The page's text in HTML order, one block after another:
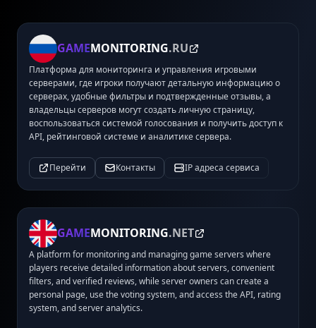
GAMEMONITORING.RU
Платформа для мониторинга и управления игровыми
серверами, где игроки получают детальную информацию о
серверах, удобные фильтры и подтвержденные отзывы, а
владельцы серверов могут создать личную страницу,
воспользоваться системой голосования и получить доступ к
API, рейтинговой системе и аналитике сервера.
Перейти Контакты IP адреса сервиса
GAMEMONITORING.NET
A platform for monitoring and managing game servers where
players receive detailed information about servers, convenient
filters, and verified reviews, while server owners can create a
personal page, use the voting system, and access the API, rating
system, and server analytics.